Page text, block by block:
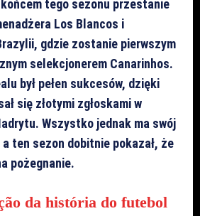
tego sezonu przestanie
Los Blancos i
gdzie zostanie pierwszym
selekcjonerem Canarinhos.
był pełen sukcesów, dzięki
się złotymi zgłoskami w
Wszystko jednak ma swój
ten sezon dobitnie pokazał, że
pożegnanie.
da história do futebol